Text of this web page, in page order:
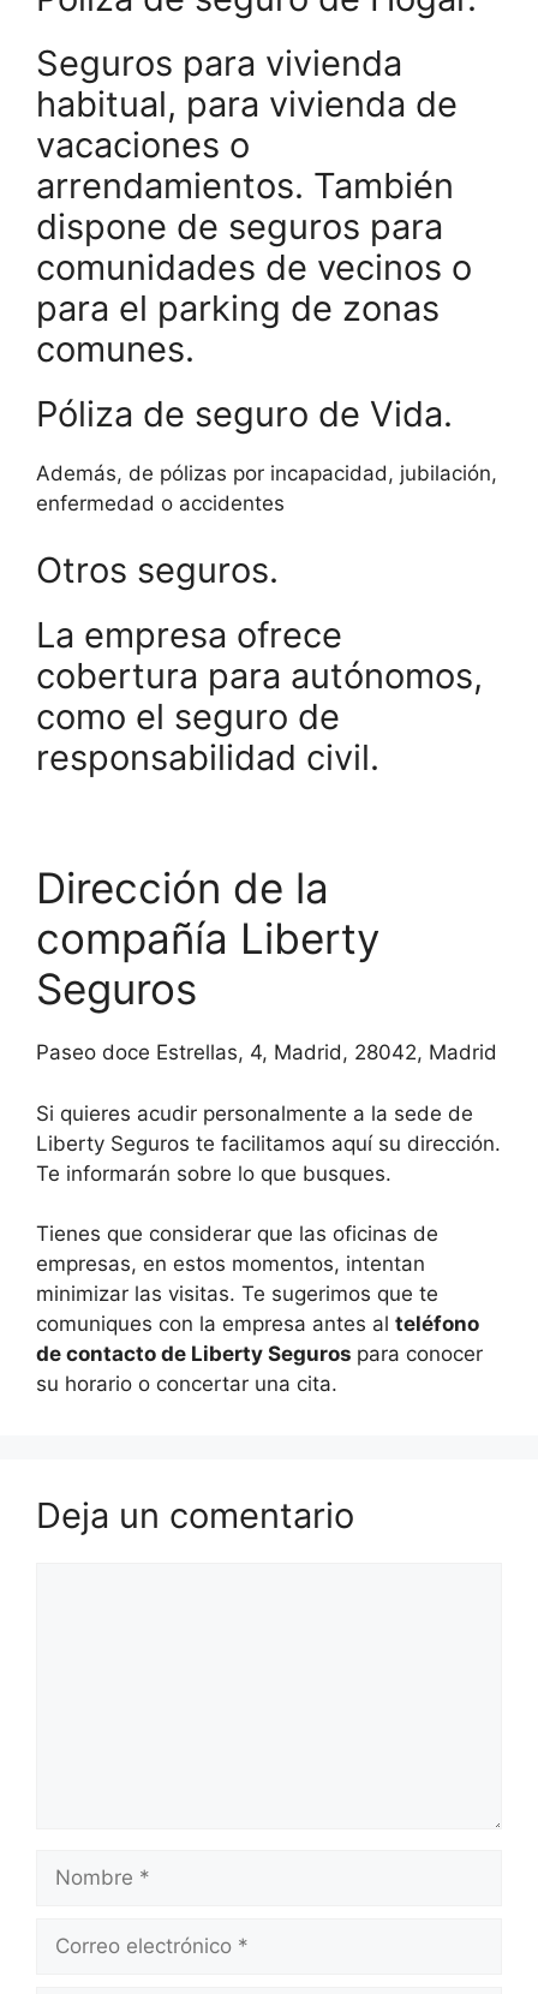
Seguros para vivienda
habitual, para vivienda de
vacaciones o
arrendamientos. También
dispone de seguros para
comunidades de vecinos o
para el parking de zonas
comunes.
Póliza de seguro de Vida.
Además, de pólizas por incapacidad, jubilación,
enfermedad o accidentes
Otros seguros.
La empresa ofrece
cobertura para autónomos,
como el seguro de
responsabilidad civil.
Dirección de la
compañía Liberty
Seguros
Paseo doce Estrellas, 4, Madrid, 28042, Madrid
Si quieres acudir personalmente a la sede de
Liberty Seguros te facilitamos aquí su dirección.
Te informarán sobre lo que busques.
Tienes que considerar que las oficinas de
empresas, en estos momentos, intentan
minimizar las visitas. Te sugerimos que te
comuniques con la empresa antes al teléfono
de contacto de Liberty Seguros para conocer
su horario o concertar una cita.
Deja un comentario
Nombre
Correo